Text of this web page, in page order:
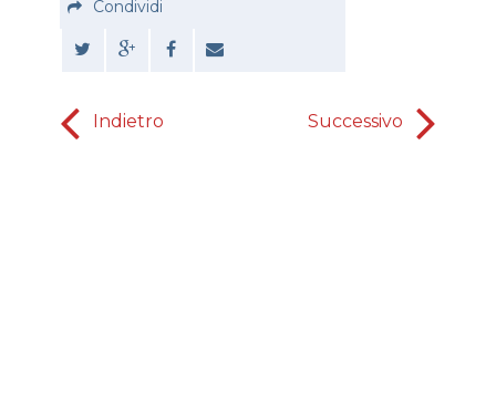
Condividi
Indietro Successivo